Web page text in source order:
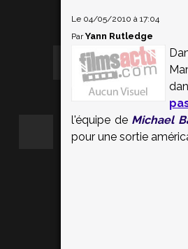
Le 04/05/2010 à 17:04
ParYann Rutledge
l'équipe de Michael
pour une sortie